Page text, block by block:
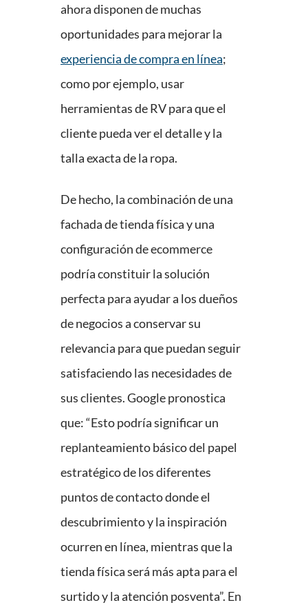
ahora disponen de muchas
oportunidades para mejorar la
experiencia de compra en línea;
como por ejemplo, usar
herramientas de RV para que el
cliente pueda ver el detalle y la
talla exacta de la ropa.
De hecho, la combinación de una
fachada de tienda física y una
configuración de ecommerce
podría constituir la solución
perfecta para ayudar a los dueños
de negocios a conservar su
relevancia para que puedan seguir
satisfaciendo las necesidades de
sus clientes. Google pronostica
que: “Esto podría significar un
replanteamiento básico del papel
estratégico de los diferentes
puntos de contacto donde el
descubrimiento y la inspiración
ocurren en línea, mientras que la
tienda física será más apta para el
surtido y la atención posventa”. En